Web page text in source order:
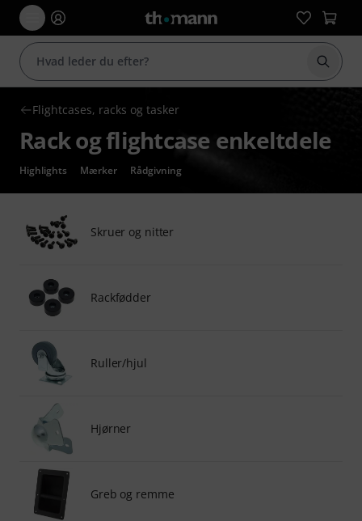
Start
Flightcases, racks og tasker
Rack og flightcase enkeltdele
Highlights Mærker Rådgivning
Skruer og nitter
Rackfødder
Ruller/hjul
Hjørner
Greb og remme